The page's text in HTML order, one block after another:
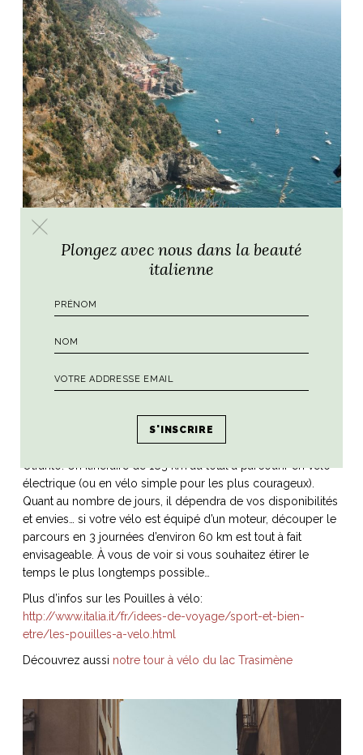
À VÉLO – Le Salento sur deux roues
De nombreuses pistes cyclables ont été aménagées dans la
ces dernières années. Je vous propose
aujourd’hui la boucle du Salento qui relie Lecce, Gallipoli et
Otranto. Un itinéraire de 183 km au total à parcourir en vélo
électrique (ou en vélo simple pour les plus courageux).
Quant au nombre de jours, il dépendra de vos disponibilités
et envies… si votre vélo est équipé d’un moteur, découper le
parcours en 3 journées d’environ 60 km est tout à fait
envisageable. À vous de voir si vous souhaitez étirer le
temps le plus longtemps possible…
Plus d’infos sur les Pouilles à vélo:
http://www.italia.it/fr/idees-de-voyage/sport-et-bien-
etre/les-pouilles-a-velo.html
Découvrez aussi notre tour à vélo du lac Trasimène
Plongez avec nous dans la beauté
italienne